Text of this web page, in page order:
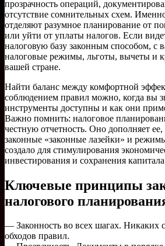
прозрачность операций,
отсутствие сомнительных схем.
отделяют разумное планирование от
или уйти от уплаты налогов. Если
налоговую базу законным способом, с
налоговые режимы, льготы, вычеты и
вашей стране.
Найти баланс между комфортной
соблюдением правил можно, когда вы
инструменты доступны и как они
Важно помнить: налоговое
честную отчетность. Оно дополняет ее,
законные «законные лазейки» и
создало для стимулирования
инвестирования и сохранения
Ключевые принципы
налогового
— Законность во всех шагах. Никаких
обходов правил.